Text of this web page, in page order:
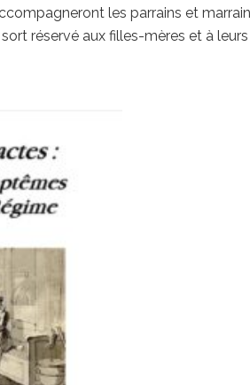
les parrains et
réservé aux filles-mères et à